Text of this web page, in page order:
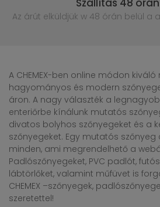
Szállítás 48
Az árút elküldjük w 48 órán belül a
A CHEMEX-ben online módon
hagyományos és modern
áron. A nagy választék a
enteriőrbe kínálunk mutatós
divatos bolyhos szőnyegeket és a
szőnyegeket. Egy mutatós
minden, ami megrendelhető a
Padlószőnyegeket, PVC padlót,
lábtörlőket, valamint műfüvet is
CHEMEX –szőnyegek,
szeretettel!